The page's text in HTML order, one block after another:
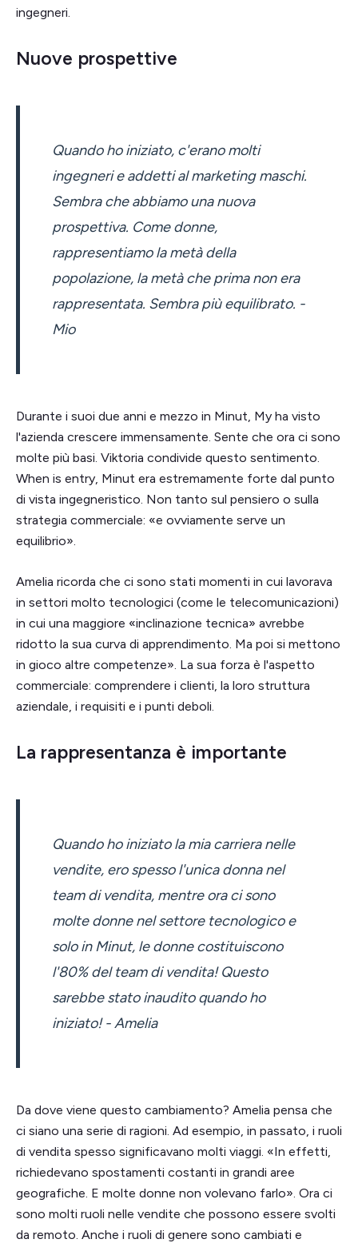
ingegneri.
Nuove prospettive
Quando ho iniziato, c'erano molti
ingegneri e addetti al marketing maschi.
Sembra che abbiamo una nuova
prospettiva. Come donne,
rappresentiamo la metà della
popolazione, la metà che prima non era
rappresentata. Sembra più equilibrato. -
Mio
Durante i suoi due anni e mezzo in Minut, My ha visto
l'azienda crescere immensamente. Sente che ora ci sono
molte più basi. Viktoria condivide questo sentimento.
When is entry, Minut era estremamente forte dal punto
di vista ingegneristico. Non tanto sul pensiero o sulla
strategia commerciale: «e ovviamente serve un
equilibrio».
Amelia ricorda che ci sono stati momenti in cui lavorava
in settori molto tecnologici (come le telecomunicazioni)
in cui una maggiore «inclinazione tecnica» avrebbe
ridotto la sua curva di apprendimento. Ma poi si mettono
in gioco altre competenze». La sua forza è l'aspetto
commerciale: comprendere i clienti, la loro struttura
aziendale, i requisiti e i punti deboli.
La rappresentanza è importante
Quando ho iniziato la mia carriera nelle
vendite, ero spesso l'unica donna nel
team di vendita, mentre ora ci sono
molte donne nel settore tecnologico e
solo in Minut, le donne costituiscono
l'80% del team di vendita! Questo
sarebbe stato inaudito quando ho
iniziato! - Amelia
Da dove viene questo cambiamento? Amelia pensa che
ci siano una serie di ragioni. Ad esempio, in passato, i ruoli
di vendita spesso significavano molti viaggi. «In effetti,
richiedevano spostamenti costanti in grandi aree
geografiche. E molte donne non volevano farlo». Ora ci
sono molti ruoli nelle vendite che possono essere svolti
da remoto. Anche i ruoli di genere sono cambiati e